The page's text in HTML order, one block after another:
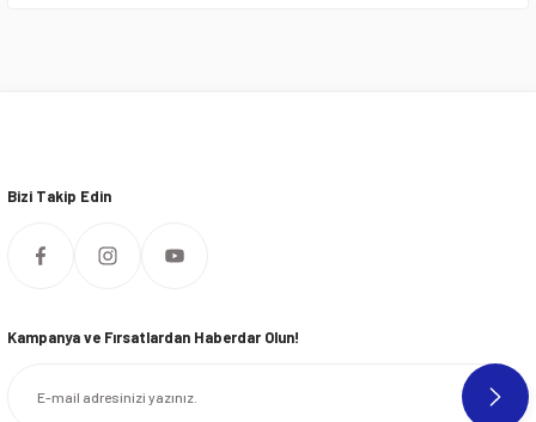
Bizi Takip Edin
Kampanya ve Fırsatlardan Haberdar Olun!